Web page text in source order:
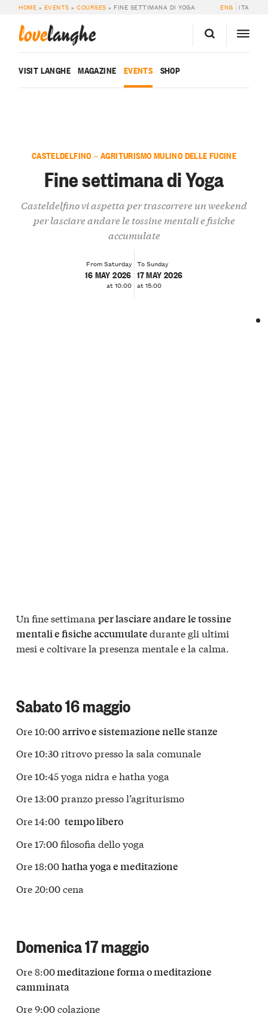
HOME » EVENTS »COURSES » FINE SETTIMANA DI YOGA ENG ITA
lovelanghe
VISIT LANGHE MAGAZINE EVENTS SHOP
CASTELDELFINO — AGRITURISMO MULINO DELLE FUCINE
Fine settimana di Yoga
Casteldelfino vi aspetta per trascorrere un weekend
per lasciare andare le tossine mentali e fisiche
accumulate
From Saturday
16 MAY 2026
at 10:00
To Sunday
17 MAY 2026
at 15:00
Un fine settimana per lasciare andare le tossine
mentali e fisiche accumulatedurante gli ultimi
mesi e coltivare la presenza mentale e la calma.
Sabato 16 maggio
Ore 10:00arrivo e sistemazione nelle stanze
Ore 10:30 ritrovo presso la sala comunale
Ore 10:45 yoga nidra e hatha yoga
Ore 13:00 pranzo presso l’agriturismo
Ore 14:00 tempo libero
Ore 17:00 filosofia dello yoga
Ore 18:00hatha yoga e meditazione
Ore 20:00 cena
Domenica 17 maggio
Ore 8:00meditazione forma o meditazione
camminata
Ore 9:00 colazione